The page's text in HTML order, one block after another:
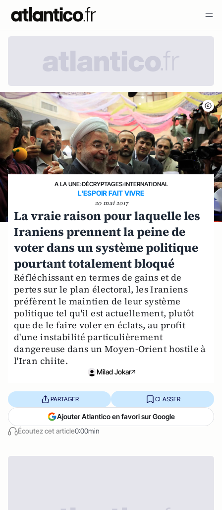
A LA UNE›DÉCRYPTAGES›INTERNATIONAL
L'ESPOIR FAIT VIVRE
20 mai 2017
La vraie raison pour laquelle les
Iraniens prennent la peine de
voter dans un système politique
pourtant totalement bloqué
Réfléchissant en termes de gains et de
pertes sur le plan électoral, les Iraniens
préfèrent le maintien de leur système
politique tel qu'il est actuellement, plutôt
que de le faire voler en éclats, au profit
d'une instabilité particulièrement
dangereuse dans un Moyen-Orient hostile à
l'Iran chiite.
Milad Jokar
Écoutez cet article0:00min
PARTAGER CLASSER
Ajouter Atlantico en favori sur Google